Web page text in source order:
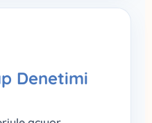
Denetimi